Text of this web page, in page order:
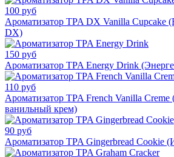
100 руб
Ароматизатор TPA DX Vanilla Cupcake
DX)
150 руб
Ароматизатор TPA Energy Drink
110 руб
Ароматизатор TPA French Vanilla
ванильный крем)
90 руб
Ароматизатор TPA Gingerbread Cookie